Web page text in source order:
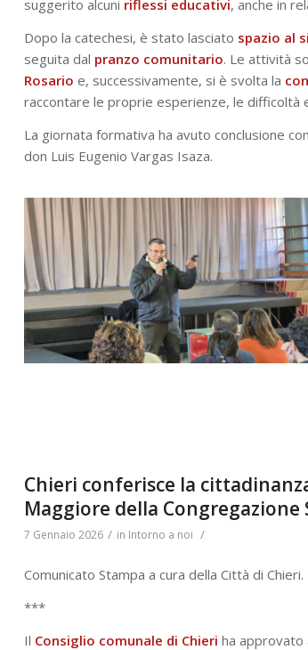
suggerito alcuni riflessi educativi, anche in
Dopo la catechesi, è stato lasciato spazio al
seguita dal pranzo comunitario. Le attività
Rosario e, successivamente, si è svolta la
raccontare le proprie esperienze, le difficoltà
La giornata formativa ha avuto conclusione
don Luis Eugenio Vargas Isaza.
Chieri conferisce la
Maggiore della Congregazione
7 Gennaio 2026 / in Intorno a noi /
Comunicato Stampa a cura della Città di Chieri.
***
Il Consiglio comunale di Chieri ha approvato